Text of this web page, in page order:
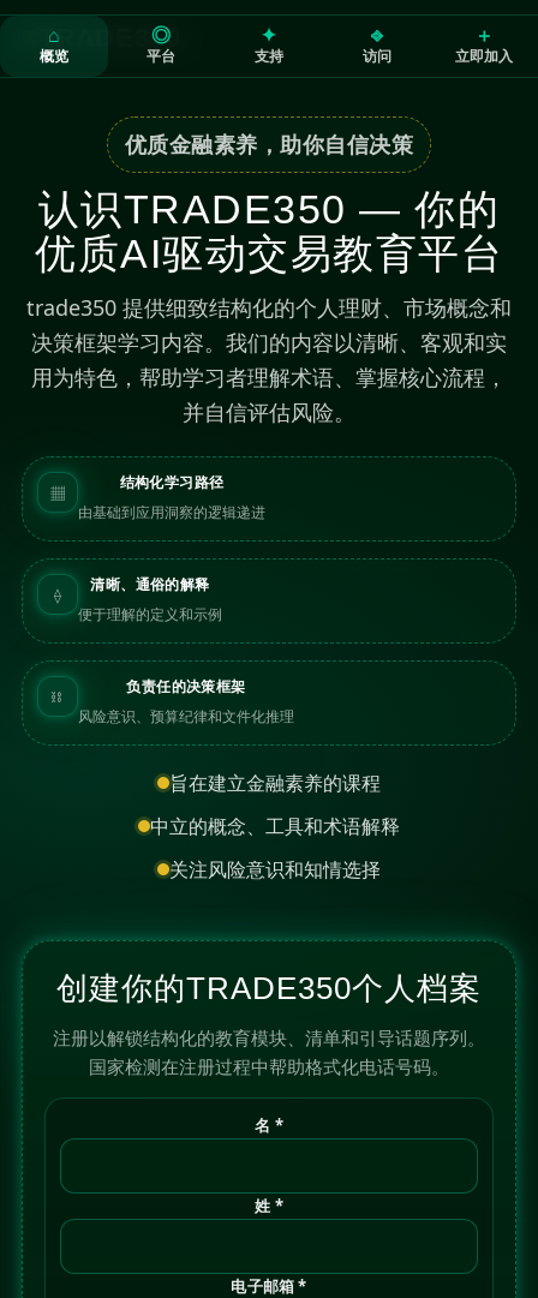
TRADE350
⌂
概览
◎
平台
✦
支持
⎆
访问
＋
立即加入
优质金融素养，助你自信决策
认识TRADE350 — 你的
优质AI驱动交易教育平台
trade350 提供细致结构化的个人理财、市场概念和
决策框架学习内容。我们的内容以清晰、客观和实
用为特色，帮助学习者理解术语、掌握核心流程，
并自信评估风险。
▦ 结构化学习路径
由基础到应用洞察的逻辑递进
⟠ 清晰、通俗的解释
便于理解的定义和示例
⛓ 负责任的决策框架
风险意识、预算纪律和文件化推理
旨在建立金融素养的课程
中立的概念、工具和术语解释
关注风险意识和知情选择
创建你的TRADE350个人档案
注册以解锁结构化的教育模块、清单和引导话题序列。
国家检测在注册过程中帮助格式化电话号码。
名 *
姓 *
电子邮箱 *